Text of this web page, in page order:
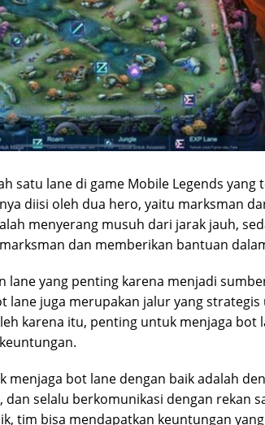
satu lane di game Mobile Legends yang
diisi oleh dua hero, yaitu marksman
menyerang musuh dari jarak jauh,
dan memberikan bantuan
lane yang penting karena menjadi
lane juga merupakan jalur yang
karena itu, penting untuk menjaga bot
menjaga bot lane dengan baik adalah
dan selalu berkomunikasi dengan rekan
tim bisa mendapatkan keuntungan